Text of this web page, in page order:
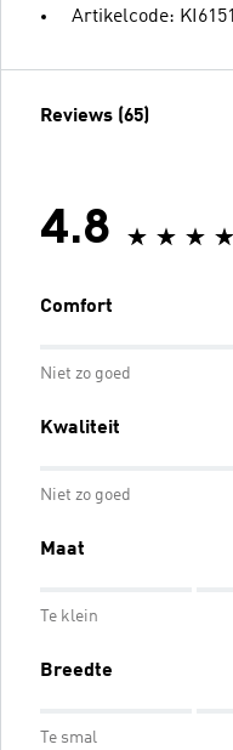
Artikelcode: KI6151
Reviews (65)
4.8
Comfort
Niet zo goed
Kwaliteit
Niet zo goed
Maat
Te klein
Breedte
Te smal